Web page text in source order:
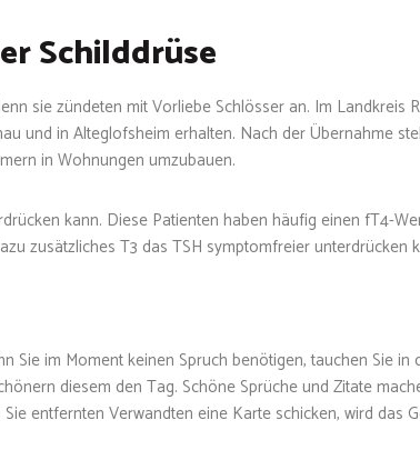
Schilddrüse
sie zündeten mit Vorliebe Schlösser an. Im Landkreis
und in Alteglofsheim erhalten. Nach der Übernahme
in Wohnungen umzubauen.
kann. Diese Patienten haben häufig einen fT4-
zusätzliches T3 das TSH symptomfreier unterdrücken
Sie im Moment keinen Spruch benötigen, tauchen Sie
diesem den Tag. Schöne Sprüche und Zitate
entfernten Verwandten eine Karte schicken, wird das